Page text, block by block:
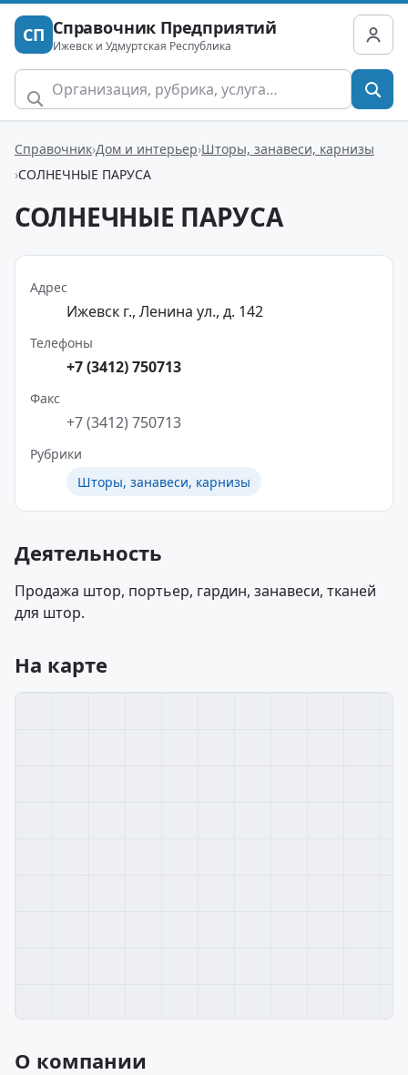
СП Справочник Предприятий
Ижевск и Удмуртская Республика
Справочник Дом и интерьер Шторы, занавеси, карнизы
СОЛНЕЧНЫЕ ПАРУСА
СОЛНЕЧНЫЕ ПАРУСА
Адрес
Ижевск г., Ленина ул., д. 142
Телефоны
+7 (3412) 750713
Факс
+7 (3412) 750713
Рубрики
Шторы, занавеси, карнизы
Деятельность
Продажа штор, портьер, гардин, занавеси, тканей
для штор.
На карте
О компании